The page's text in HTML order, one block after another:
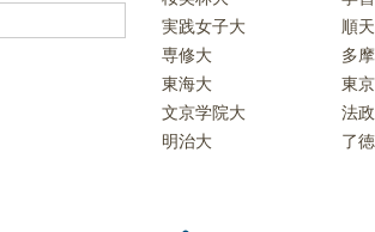
実践女子大
順
専修大
多
東海大
東
文京学院大
法
明治大
了